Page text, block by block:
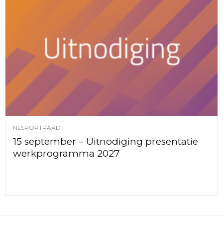
NLSPORTRAAD
15 september – Uitnodiging presentatie
werkprogramma 2027